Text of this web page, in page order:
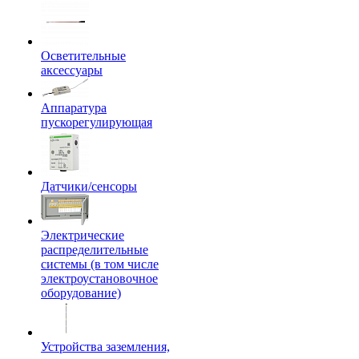
Осветительные
аксессуары
Аппаратура
пускорегулирующая
Датчики/сенсоры
Электрические
распределительные
системы (в том числе
электроустановочное
оборудование)
Устройства заземления,